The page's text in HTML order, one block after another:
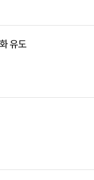
유도